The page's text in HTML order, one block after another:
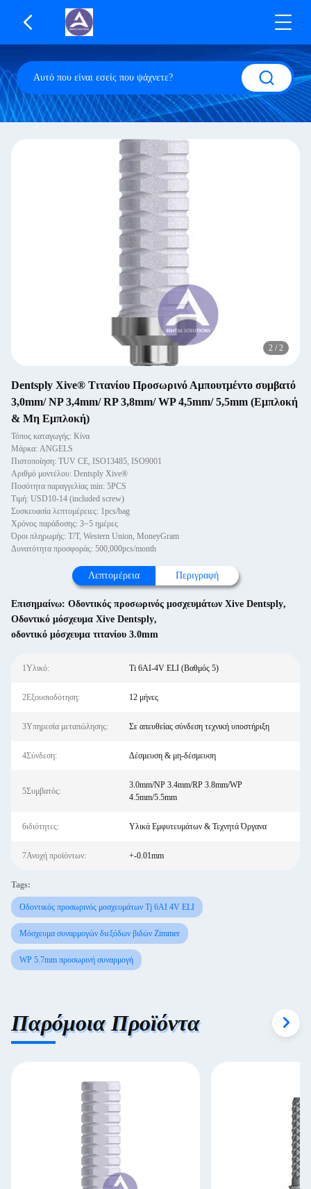
2 / 2
Dentsply Xive® Τιτανίου Προσωρινό Αμπουτμέντο συμβατό
3,0mm/ NP 3,4mm/ RP 3,8mm/ WP 4,5mm/ 5,5mm (Εμπλοκή
& Μη Εμπλοκή)
Τόπος καταγωγής: Κίνα
Μάρκα: ANGELS
Πιστοποίηση: TUV CE, ISO13485, ISO9001
Αριθμό μοντέλου: Dentsply Xive®
Ποσότητα παραγγελίας min: 5PCS
Τιμή: USD10-14 (included screw)
Συσκευασία λεπτομέρειες: 1pcs/bag
Χρόνος παράδοσης: 3~5 ημέρες
Όροι πληρωμής: T/T, Western Union, MoneyGram
Δυνατότητα προσφοράς: 500,000pcs/month
Λεπτομέρεια Περιγραφή
Επισημαίνω: Οδοντικός προσωρινός μοσχευμάτων Xive Dentsply,
Οδοντικό μόσχευμα Xive Dentsply,
οδοντικό μόσχευμα τιτανίου 3.0mm
1Υλικό: Ti 6AI-4V ELI (Βαθμός 5)
2Εξουσιοδότηση: 12 μήνες
3Υπηρεσία μεταπώλησης: Σε απευθείας σύνδεση τεχνική υποστήριξη
4Σύνδεση: Δέσμευση & μη-δέσμευση
5Συμβατός:
3.0mm/NP 3.4mm/RP 3.8mm/WP
4.5mm/5.5mm
6ιδιότητες: Υλικά Εμφυτευμάτων & Τεχνητά Όργανα
7Ανοχή προϊόντων: +-0.01mm
Tags:
Οδοντικός προσωρινός μοσχευμάτων Tj 6AI 4V ELI
Μόσχευμα συναρμογών διεξόδων βιδών Zimmer
WP 5.7mm προσωρινή συναρμογή
Παρόμοια Προϊόντα